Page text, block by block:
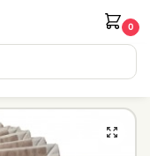
0
30€ d’achat.